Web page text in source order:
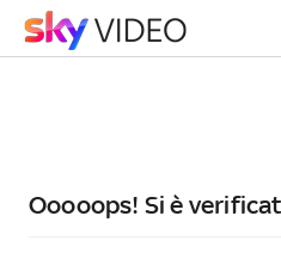
Ooooops! Si è